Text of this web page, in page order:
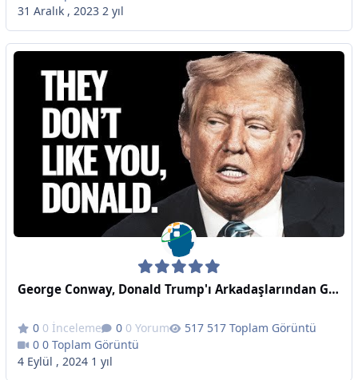
31 Aralık , 2023 2 yıl
George Conway, Donald Trump'ı Arkadaşlarından Gelen Sert Gerçeklerle Trolledi
0 İnceleme 0 Yorum
517 Toplam Görüntü
0 Toplam Görüntü
4 Eylül , 2024 1 yıl